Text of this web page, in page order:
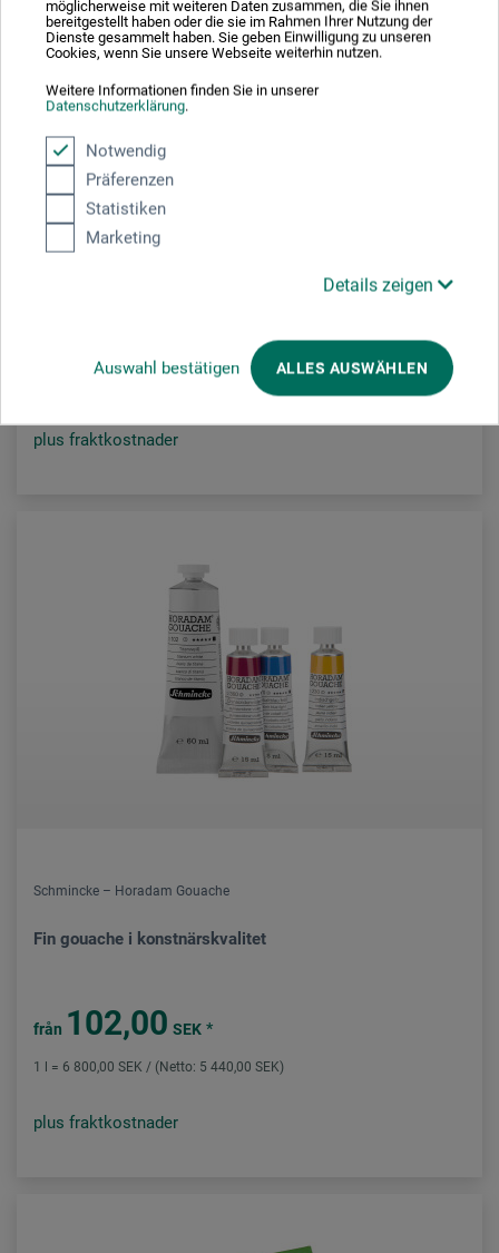
möglicherweise mit weiteren Daten zusammen, die Sie ihnen
bereitgestellt haben oder die sie im Rahmen Ihrer Nutzung der
Dienste gesammelt haben. Sie geben Einwilligung zu unseren
Cookies, wenn Sie unsere Webseite weiterhin nutzen.
Weitere Informationen finden Sie in unserer
Datenschutzerklärung.
Notwendig
Präferenzen
Statistiken
Marketing
Details zeigen
Auswahl bestätigen ALLES AUSWÄHLEN
Schmincke
Designers' Gouache
1 l = 4 150,00 SEK / (Netto: 3 320,00 SEK)
plus fraktkostnader
Schmincke – Horadam Gouache
Fin gouache i konstnärskvalitet
från 102,00 SEK *
1 l = 6 800,00 SEK / (Netto: 5 440,00 SEK)
plus fraktkostnader